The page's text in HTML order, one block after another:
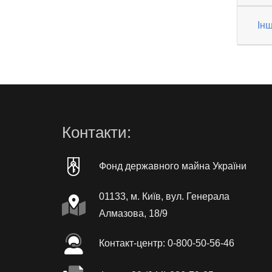
Контакти:
Фонд державного майна України
01133, м. Київ, вул. Генерала
Алмазова, 18/9
Контакт-центр: 0-800-50-56-46